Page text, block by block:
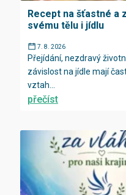
Recept na šťastné a
svému tělu i jídlu
7. 8. 2026
Přejídání, nezdravý
závislost na jídle mají
vztah...
přečíst